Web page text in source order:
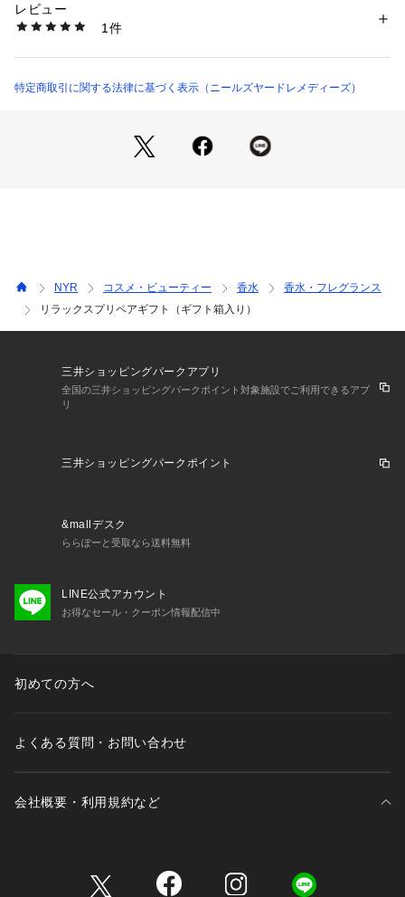
・グッドナイトピローミスト 8mL（限定サイズ）
*限定ギフトボックス入り
商品番号：
4540260910429 （ショップ）
レビュー
1件
特定商取引に関する法律に基づく表示（ニールズヤードレメディーズ）
NYR コスメ・ビューティー 香水
香水・フレグランス
リラックスプリペアギフト（ギフト箱入り）
三井ショッピングパークアプリ
全国の三井ショッピングパークポイント対象施設でご利用できるアプ
リ
三井ショッピングパークポイント
&mallデスク
ららぽーと受取なら送料無料
LINE公式アカウント
お得なセール・クーポン情報配信中
初めての方へ
よくある質問・お問い合わせ
会社概要・利用規約など